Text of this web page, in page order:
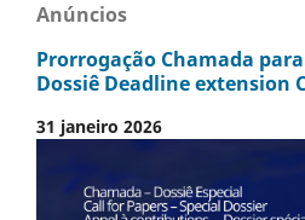
Anúncios
Prorrogação Chamada
Dossiê Deadline extension
31 janeiro 2026